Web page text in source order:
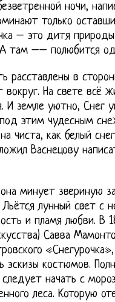
ночи,
только
– это дитя
там –– полюбится
расставлены в
вокруг. На свете всё
И земле уютно, Снег
этим чудесным
чиста, как белый
Васнецову
она минует звериную
лунный свет с
и пламя любви. В
Савва
эскизы костюмов.
начать с
леса. Которую